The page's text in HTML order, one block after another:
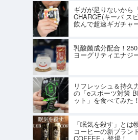
ギガが足りないから
CHARGE(キーバ ス
飲んで超速ギガチャ
乳酸菌成分配合！
ヨーグリティエナジ
リフレッシュ＆持久
の「eスポーツ対策
ット」を食べてみた！
「眠気を殺す」とは
コーヒーの新ブラン
COFFEE」登場！